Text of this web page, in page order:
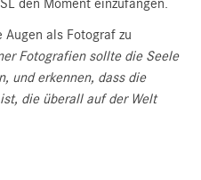
den Moment einzufangen.
Augen als Fotograf zu
Fotografien sollte die Seele
und erkennen, dass die
die überall auf der Welt